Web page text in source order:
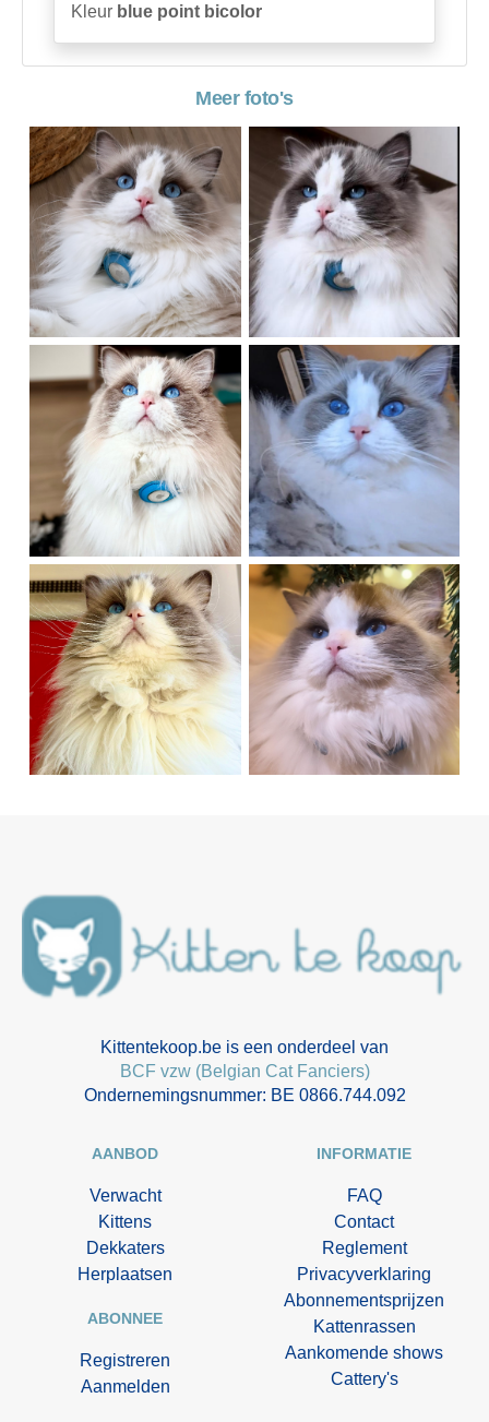
Kleur blue point bicolor
Meer foto's
Kittentekoop.be is een onderdeel van
BCF vzw (Belgian Cat Fanciers)
Ondernemingsnummer: BE 0866.744.092
AANBOD
Verwacht
Kittens
Dekkaters
Herplaatsen
ABONNEE
Registreren
Aanmelden
INFORMATIE
FAQ
Contact
Reglement
Privacyverklaring
Abonnementsprijzen
Kattenrassen
Aankomende shows
Cattery's